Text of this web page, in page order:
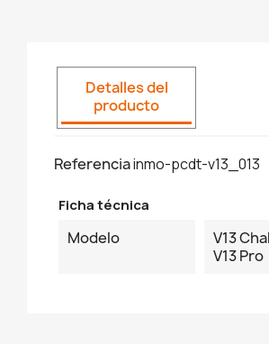
Detalles del
producto
Referenciainmo-pcdt-v13_013
Ficha técnica
Modelo
V13
V13 Pro